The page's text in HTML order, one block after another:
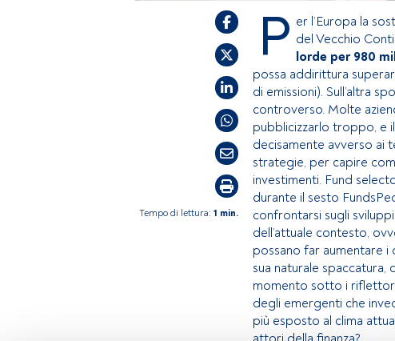
Tempo di lettura: 1 min.
P er l’Europa la
del Vecchio
lorde per 980
possa addirittura
di emissioni). Sull’altra
controverso. Molte
pubblicizzarlo troppo, e
decisamente avverso ai
strategie, per capire
investimenti. Fund
durante il sesto
confrontarsi sugli
dell’attuale contesto,
possano far aumentare i
sua naturale
momento sotto i
degli emergenti che
più esposto al clima